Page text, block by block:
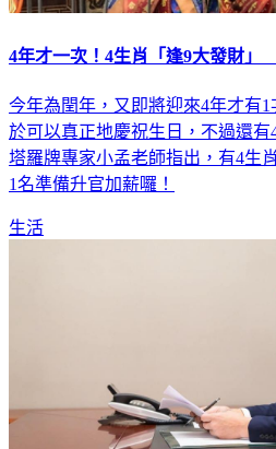
4年才一次！4生肖「逢9大發財
今年為閏年，又即將迎來4年才有
於可以真正地慶祝生日，不過還
塔羅牌專家小孟老師指出，有4生
1名準備升官加薪囉！
生活